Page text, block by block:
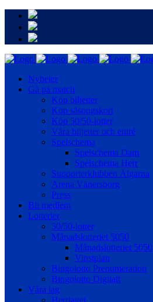
Nyheter
Gå på match
Köp biljetter
Köp säsongskort
Köp 50/50-lotter
Våra biljetter och entré
Spelschema
Spelschema Dam
Spelschema Herr
Supporterklubben Älgarna
Arena Vänersborg
Press
Bli medlem
Lotterier
50/50-lotter
Månadslotteriet 5050
Månadslotteriet 5050
Vinstplan
Bingolotto Prenumeration
Bingolotto Digitalt
Våra lag
Herrlaget